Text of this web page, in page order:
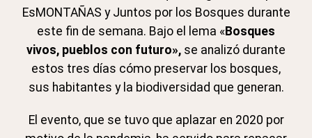
EsMONTAÑAS y Juntos por los Bosques durante
este fin de semana. Bajo el lema «Bosques
vivos, pueblos con futuro», se analizó durante
estos tres días cómo preservar los bosques,
sus habitantes y la biodiversidad que generan.
El evento, que se tuvo que aplazar en 2020 por